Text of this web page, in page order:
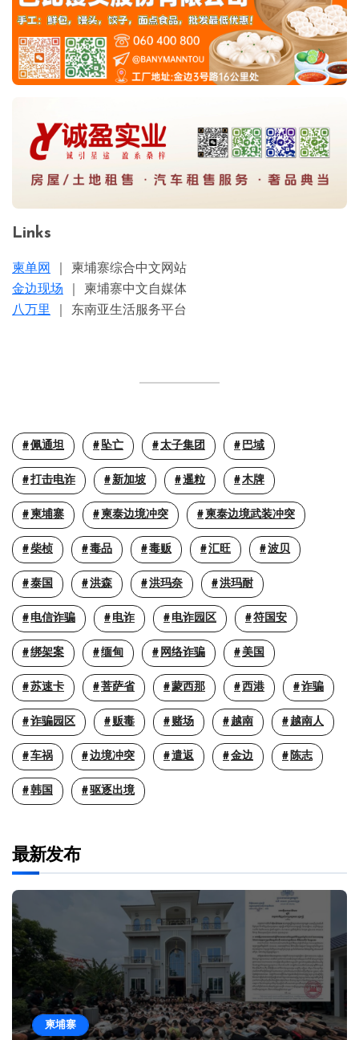
Links
柬单网
｜ 柬埔寨综合中文网站
金边现场 ｜ 柬埔寨中文自媒体
八万里
｜ 东南亚生活服务平台
佩通坦 坠亡 太子集团 巴域
打击电诈 新加坡 暹粒 木牌
柬埔寨 柬泰边境冲突 柬泰边境武装冲突
柴桢 毒品 毒贩 汇旺 波贝
泰国 洪森 洪玛奈 洪玛耐
电信诈骗 电诈 电诈园区 符国安
绑架案 缅甸 网络诈骗 美国
苏速卡 菩萨省 蒙西那 西港 诈骗
诈骗园区 贩毒 赌场 越南 越南人
车祸 边境冲突 遣返 金边 陈志
韩国 驱逐出境
最新发布
柬埔寨